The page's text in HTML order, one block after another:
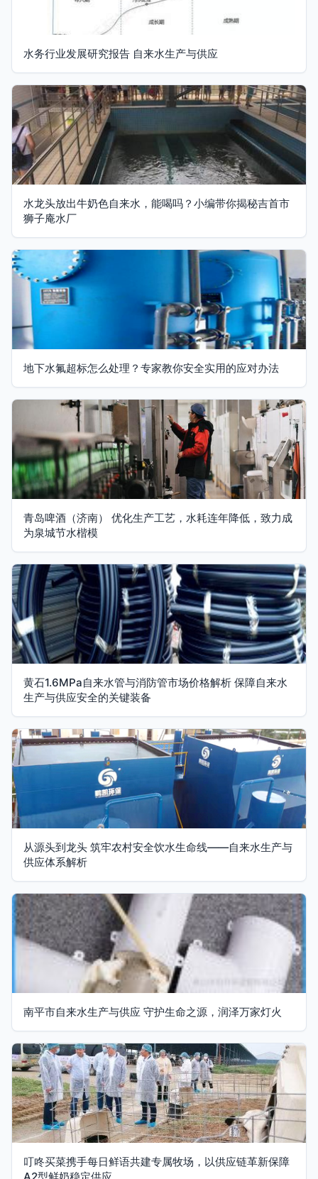
水务行业发展研究报告 自来水生产与供应
水龙头放出牛奶色自来水，能喝吗？小编带你揭秘吉首市
狮子庵水厂
地下水氟超标怎么处理？专家教你安全实用的应对办法
青岛啤酒（济南） 优化生产工艺，水耗连年降低，致力成
为泉城节水楷模
黄石1.6MPa自来水管与消防管市场价格解析 保障自来水
生产与供应安全的关键装备
从源头到龙头 筑牢农村安全饮水生命线——自来水生产与
供应体系解析
南平市自来水生产与供应 守护生命之源，润泽万家灯火
叮咚买菜携手每日鲜语共建专属牧场，以供应链革新保障